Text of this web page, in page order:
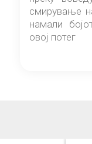
смирување
намали
овој потег